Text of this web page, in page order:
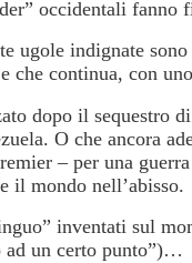
occidentali fanno
ugole indignate
che continua, con
dopo il sequestro
O che ancora
– per una
il mondo nell’abisso.
inventati sul
ad un certo punto”)…